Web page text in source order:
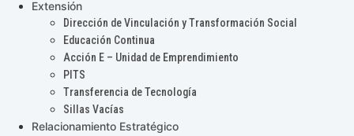
Extensión
Dirección de Vinculación y Transformación Social
Educación Continua
Acción E – Unidad de Emprendimiento
PITS
Transferencia de Tecnología
Sillas Vacías
Relacionamiento Estratégico